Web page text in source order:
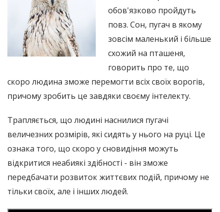
обов'язково пройдуть
повз. Сон, пугач в якому
зовсім маленький і більше
схожий на пташеня,
говорить про те, що
скоро людина зможе перемогти всіх своїх ворогів,
причому зробить це завдяки своєму інтелекту.
Трапляється, що людині наснилися пугачі
величезних розмірів, які сидять у нього на руці. Це
ознака того, що скоро у сновидіння можуть
відкритися неабиякі здібності - він зможе
передбачати розвиток життєвих подій, причому не
тільки своїх, але і інших людей.